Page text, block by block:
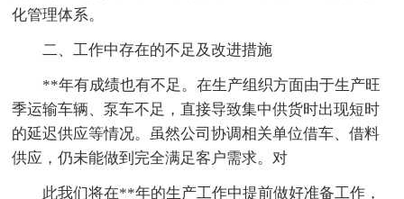
化管理体系。
二、工作中存在的不足及改进措施
**年有成绩也有不足。在生产组织方面由于生产旺
季运输车辆、泵车不足，直接导致集中供货时出现短时
的延迟供应等情况。虽然公司协调相关单位借车、借料
供应，仍未能做到完全满足客户需求。对
此我们将在**年的生产工作中提前做好准备工作，